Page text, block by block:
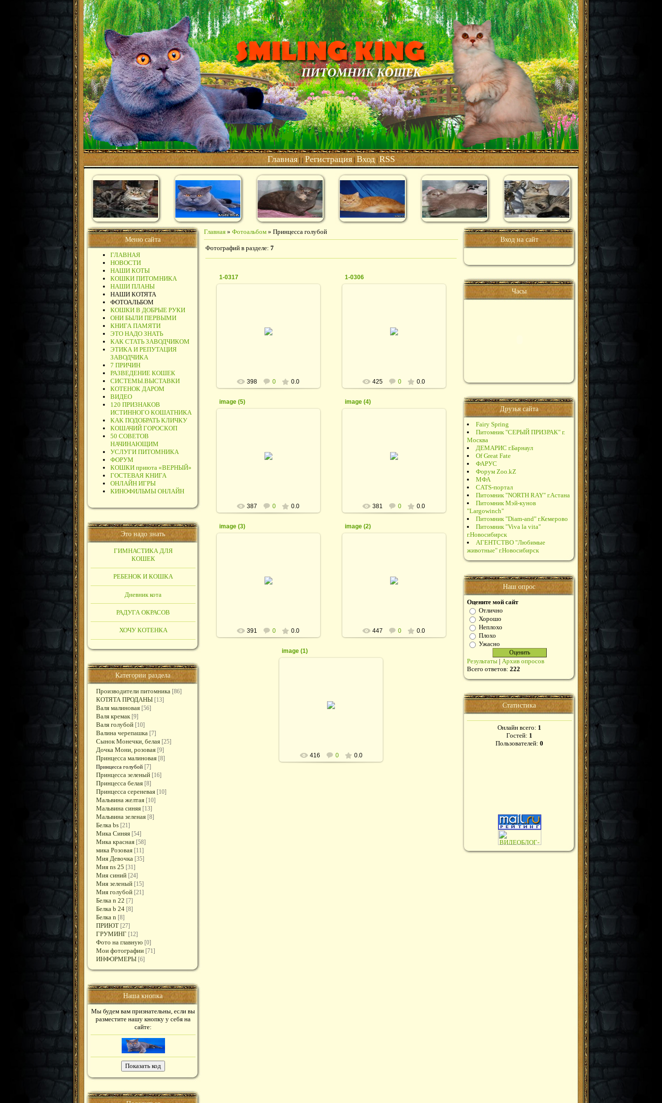
Главная| |Регистрация| Вход| RSS
Меню сайта
ГЛАВНАЯ
НОВОСТИ
НАШИ КОТЫ
КОШКИ ПИТОМНИКА
НАШИ ПЛАНЫ
НАШИ КОТЯТА
ФОТОАЛЬБОМ
КОШКИ В ДОБРЫЕ РУКИ
ОНИ БЫЛИ ПЕРВЫМИ
КНИГА ПАМЯТИ
ЭТО НАДО ЗНАТЬ
КАК СТАТЬ ЗАВОДЧИКОМ
ЭТИКА И РЕПУТАЦИЯ
ЗАВОДЧИКА
7 ПРИЧИН
РАЗВЕДЕНИЕ КОШЕК
СИСТЕМЫ.ВЫСТАВКИ
КОТЕНОК ДАРОМ
ВИДЕО
120 ПРИЗНАКОВ
ИСТИННОГО КОШАТНИКА
КАК ПОДОБРАТЬ КЛИЧКУ
КОШАЧИЙ ГОРОСКОП
50 СОВЕТОВ
НАЧИНАЮЩИМ
УСЛУГИ ПИТОМНИКА
ФОРУМ
КОШКИ приюта «ВЕРНЫЙ»
ГОСТЕВАЯ КНИГА
ОНЛАЙН ИГРЫ
КИНОФИЛЬМЫ ОНЛАЙН
Это надо знать
ГИМНАСТИКА ДЛЯ
КОШЕК
РЕБЕНОК И КОШКА
Дневник кота
РАДУГА ОКРАСОВ
ХОЧУ КОТЕНКА
Категории раздела
Производители питомника [86]
КОТЯТА ПРОДАНЫ [13]
Валя малиновая [56]
Валя кремак [9]
Валя голубой [10]
Валина черепашка [7]
Сынок Монечки, белая [25]
Дочка Мони, розовая [9]
Принцесса малиновая [8]
Принцесса голубой [7]
Принцесса зеленый [16]
Принцесса белая [8]
Принцесса сереневая [10]
Мальвина желтая [10]
Мальвина синяя [13]
Мальвина зеленая [8]
Белка bs [21]
Мика Синяя [54]
Мика красная [58]
мика Розовая [11]
Мия Девочка [35]
Мия ns 25 [31]
Мия синий [24]
Мия зеленый [15]
Мия голубой [21]
Белка n 22 [7]
Белка b 24 [8]
Белка n [8]
ПРИЮТ [27]
ГРУМИНГ [12]
Фото на главную [0]
Мои фотографии [71]
ИНФОРМЕРЫ [6]
Наша кнопка
Мы будем вам признательны, если вы
разместите нашу кнопку у себя на
сайте:
Главная » Фотоальбом » Принцесса голубой
Фотографий в разделе: 7
1-0317
398 0 0.0
1-0306
425 0 0.0
image (5)
387 0 0.0
image (4)
381 0 0.0
image (3)
391 0 0.0
image (2)
447 0 0.0
image (1)
416 0 0.0
Вход на сайт
Часы
Друзья сайта
Fairy Spring
Питомник "СЕРЫЙ ПРИЗРАК" г.
Москва
ДЕМАРИС г.Барнаул
Of Great Fate
ФАРУС
Форум Zoo.kZ
МФА
CATS-портал
Питомник "NORTH RAY" г.Астана
Питомник Мэй-кунов
"Largowinch"
Питомник "Diam-and" г.Кемерово
Питомник "Viva la vita"
г.Новосибирск
АГЕНТСТВО "Любимые
животные" г.Новосибирск
Наш опрос
Оцените мой сайт
Отлично
Хорошо
Неплохо
Плохо
Ужасно
Результаты | Архив опросов
Всего ответов: 222
Статистика
Онлайн всего: 1
Гостей: 1
Пользователей: 0